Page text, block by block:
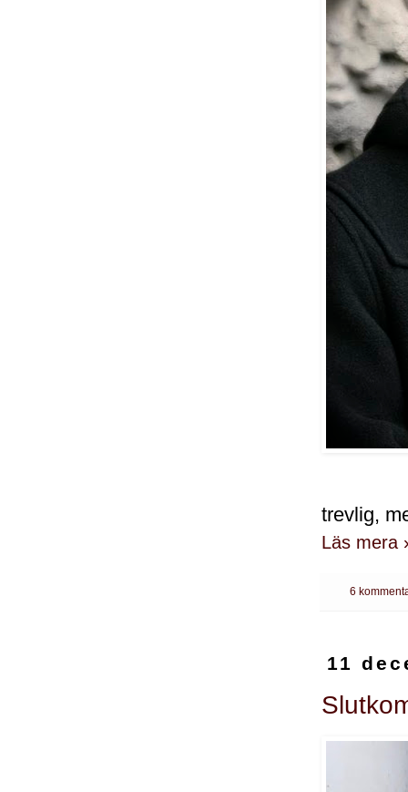
trevlig,
Läs mera
6
11